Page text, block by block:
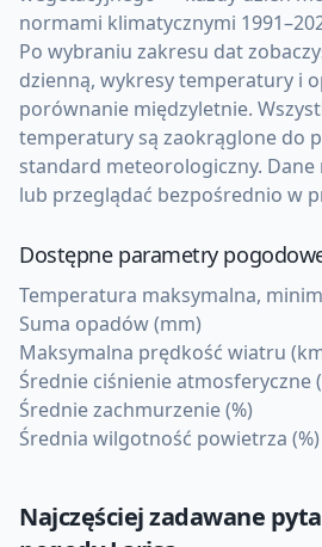
normami klimatycznymi
Po wybraniu zakresu dat
dzienną, wykresy temperatury i
porównanie międzyletnie.
temperatury są zaokrąglone do
standard meteorologiczny.
lub przeglądać bezpośrednio w
Dostępne parametry
Temperatura maksymalna,
Suma opadów (mm)
Maksymalna prędkość wiatru
Średnie ciśnienie atmosferyczne
Średnie zachmurzenie (%)
Średnia wilgotność powietrza (%)
Najczęściej zadawane